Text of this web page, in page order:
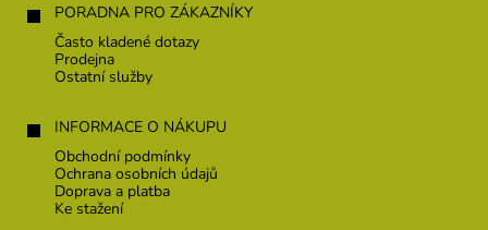
PORADNA PRO ZÁKAZNÍKY
Často kladené dotazy
Prodejna
Ostatní služby
INFORMACE O NÁKUPU
Obchodní podmínky
Ochrana osobních údajů
Doprava a platba
Ke stažení